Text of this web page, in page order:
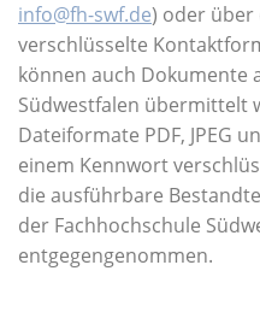
Über uns
info@fh-swf.de) oder über
verschlüsselte
können auch Dokumente
Südwestfalen übermittelt
Dateiformate PDF, JPEG
einem Kennwort
die ausführbare
der Fachhochschule
entgegengenommen.